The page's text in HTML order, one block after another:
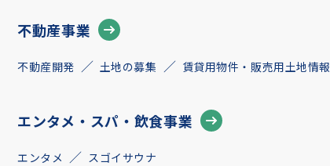
不動産事業
不動産開発 土地の募集 賃貸用物件・販売用土地情報
エンタメ・スパ・飲食事業
エンタメ スゴイサウナ